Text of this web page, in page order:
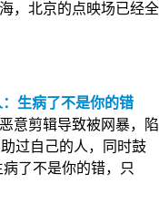
，北京的点映场已经全
生病了不是你的错
剪辑导致被网暴，陷
过自己的人，同时鼓
了不是你的错，只